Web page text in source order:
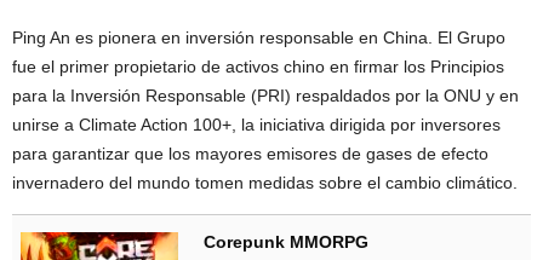
Ping An es pionera en inversión responsable en China. El Grupo
fue el primer propietario de activos chino en firmar los Principios
para la Inversión Responsable (PRI) respaldados por la ONU y en
unirse a Climate Action 100+, la iniciativa dirigida por inversores
para garantizar que los mayores emisores de gases de efecto
invernadero del mundo tomen medidas sobre el cambio climático.
Corepunk MMORPG